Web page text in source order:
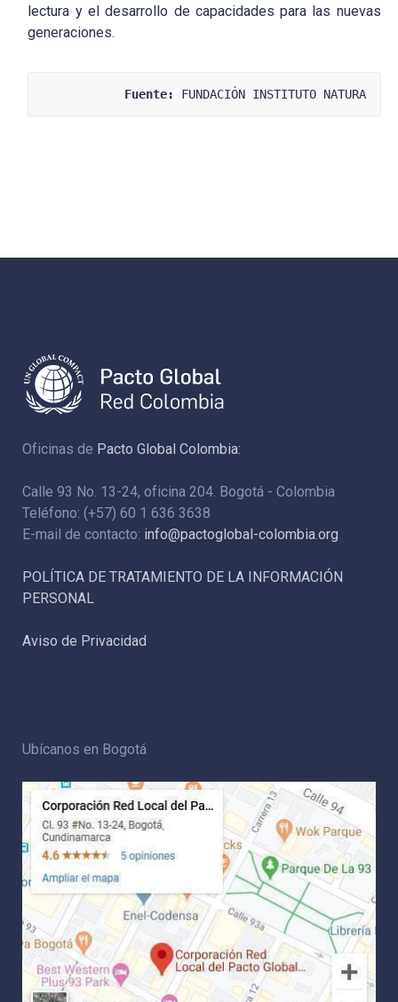
lectura y el desarrollo de capacidades para las nuevas
generaciones.
Fuente: FUNDACIÓN INSTITUTO NATURA
Oficinas de Pacto Global Colombia:
Calle 93 No. 13-24, oficina 204. Bogotá - Colombia
Teléfono: (+57) 60 1 636 3638
E-mail de contacto: info@pactoglobal-colombia.org
POLÍTICA DE TRATAMIENTO DE LA INFORMACIÓN
PERSONAL
Aviso de Privacidad
Ubícanos en Bogotá